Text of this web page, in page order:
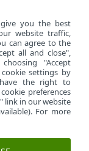
εργασίας
you the best
website traffic,
can agree to the
all and close",
"Accept
settings by
have the right to
preferences
link in our website
For more